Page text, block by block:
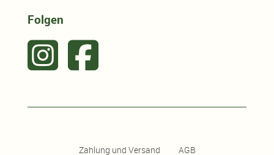
Folgen
Zahlung und Versand AGB